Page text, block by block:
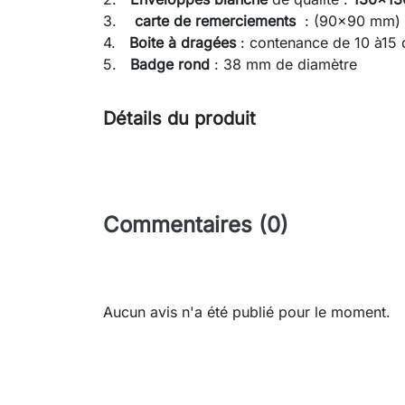
3.
carte de remerciements : (90x90 mm)
4. Boite à dragées: contenance de 10 à15
5. Badge rond : 38 mm de diamètre
Détails du produit
Commentaires (0)
Aucun avis n'a été publié pour le moment.